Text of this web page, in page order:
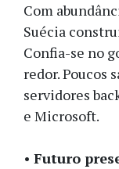
Com
Suécia
Confia-se no
redor. Poucos
servidores
e Microsoft.
• Futuro